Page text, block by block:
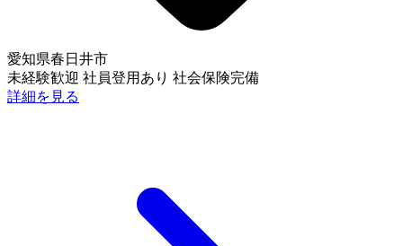
愛知県春日井市
未経験歓迎 社員登用あり 社会保険完備
詳細を見る